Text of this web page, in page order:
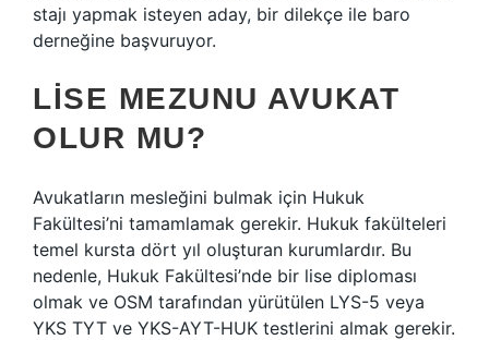
stajı yapmak isteyen aday, bir dilekçe ile baro
derneğine başvuruyor.
LISE MEZUNU AVUKAT
OLUR MU?
Avukatların mesleğini bulmak için Hukuk
Fakültesi’ni tamamlamak gerekir. Hukuk fakülteleri
temel kursta dört yıl oluşturan kurumlardır. Bu
nedenle, Hukuk Fakültesi’nde bir lise diploması
olmak ve OSM tarafından yürütülen LYS-5 veya
YKS TYT ve YKS-AYT-HUK testlerini almak gerekir.